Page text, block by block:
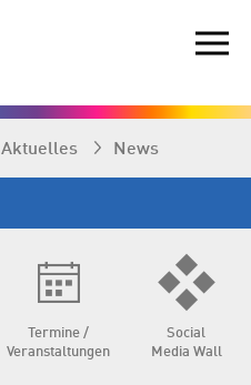
Aktuelles News
Termine /
Veranstaltungen
Social
Media Wall